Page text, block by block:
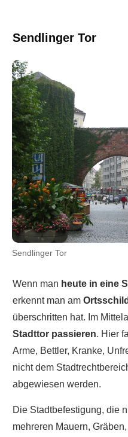
Sendlinger Tor
Sendlinger Tor
Wenn man heute in eine
erkennt man am Ortsschild
überschritten hat. Im
Stadttor passieren. Hier
Arme, Bettler, Kranke,
nicht dem
abgewiesen werden.
Die Stadtbefestigung, die
mehreren Mauern,